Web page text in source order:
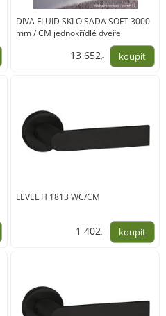
DIVA FLUID SKLO SADA SOFT 3000
mm / CM jednokřídlé dveře
13 652 ,-
LEVEL H 1813 WC/CM
1 402 ,-